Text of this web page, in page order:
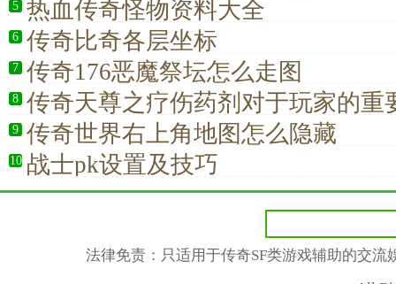
5 热血传奇怪物资料大全
6 传奇比奇各层坐标
7 传奇176恶魔祭坛怎么走图
8 传奇天尊之疗伤药剂对于玩家的重
9 传奇世界右上角地图怎么隐藏
10 战士pk设置及技巧
法律免责：只适用于传奇SF类游戏辅助的交